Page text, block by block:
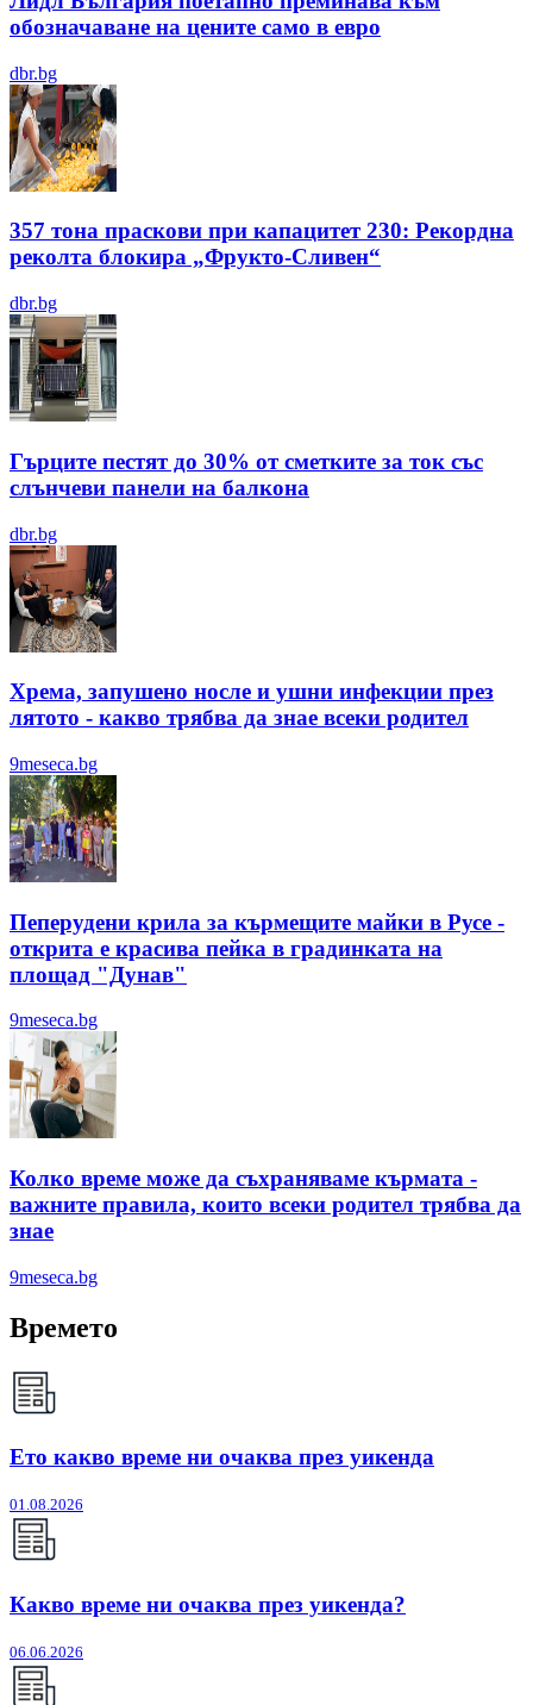
обозначаване на цените само в евро
dbr.bg
357 тона праскови при капацитет 230: Рекордна
реколта блокира „Фрукто-Сливен“
dbr.bg
Гърците пестят до 30% от сметките за ток със
слънчеви панели на балкона
dbr.bg
Хрема, запушено носле и ушни инфекции през
лятотo - какво трябва да знае всеки родител
9meseca.bg
Пеперудени крила за кърмещите майки в Русе -
открита е красива пейка в градинката на
площад "Дунав"
9meseca.bg
Колко време може да съхраняваме кърмата -
важните правила, които всеки родител трябва да
знае
9meseca.bg
Времето
Ето какво време ни очаква през уикенда
01.08.2026
Какво време ни очаква през уикенда?
06.06.2026